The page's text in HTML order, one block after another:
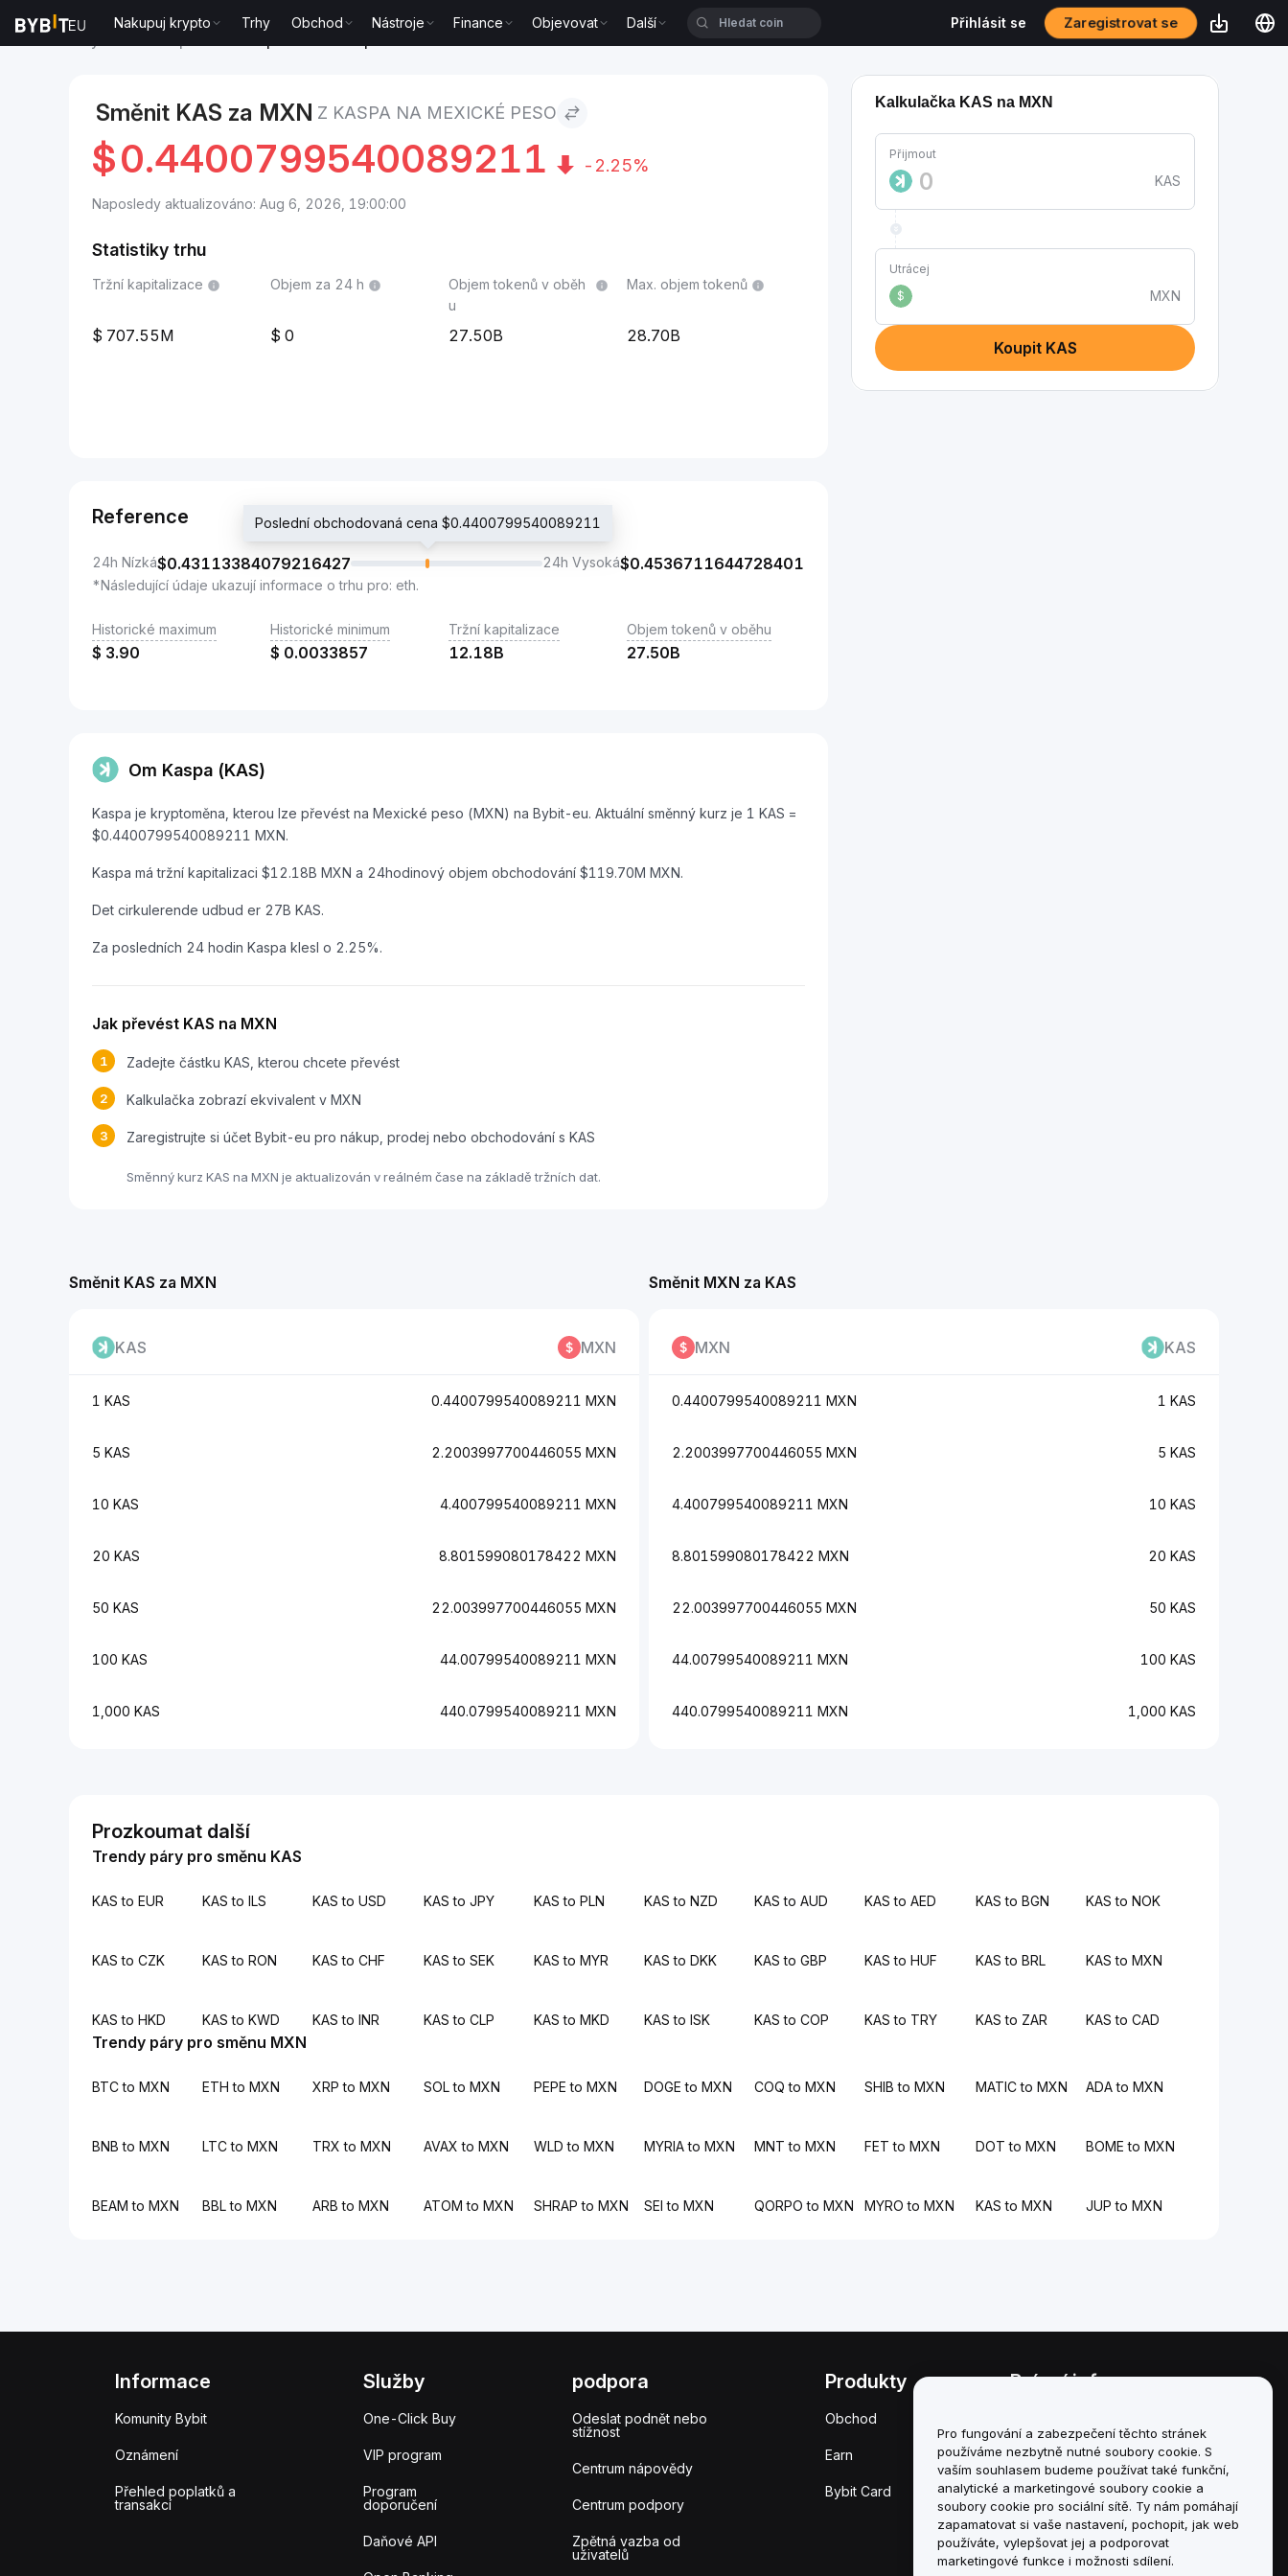
Nakupuj krypto Trhy Obchod Nástroje Finance Objevovat Další Přihlásit se Zaregistrovat se
Směnit KAS za MXN Z KASPA NA MEXICKÉ PESO
$0.4400799540089211 -2.25%
Naposledy aktualizováno: Aug 6, 2026, 19:00:00
Statistiky trhu
Tržní kapitalizace
707.55M
Objem za 24 h
0
Objem tokenů v oběh
u
27.50B
Max. objem tokenů
28.70B
Reference
24h Nízká$0.43113384079216427
Poslední obchodovaná cena $0.4400799540089211
24h Vysoká$0.4536711644728401
*Následující údaje ukazují informace o trhu pro: eth.
Historické maximum
$ 3.90
Historické minimum
$ 0.0033857
Tržní kapitalizace
12.18B
Objem tokenů v oběhu
27.50B
Om Kaspa (KAS)
Kaspa je kryptoměna, kterou lze převést na Mexické peso (MXN) na Bybit-eu. Aktuální směnný kurz je 1 KAS =
$0.4400799540089211 MXN.
Kaspa má tržní kapitalizaci $12.18B MXN a 24hodinový objem obchodování $119.70M MXN.
Det cirkulerende udbud er 27B KAS.
Za posledních 24 hodin Kaspa klesl o 2.25%.
Jak převést KAS na MXN
1 Zadejte částku KAS, kterou chcete převést
2 Kalkulačka zobrazí ekvivalent v MXN
3 Zaregistrujte si účet Bybit-eu pro nákup, prodej nebo obchodování s KAS
Směnný kurz KAS na MXN je aktualizován v reálném čase na základě tržních dat.
Kalkulačka KAS na MXN
Přijmout
KAS
Utrácej
$
MXN
Koupit KAS
Směnit KAS za MXN
KAS MXN
1 KAS 0.4400799540089211 MXN
5 KAS 2.2003997700446055 MXN
10 KAS 4.400799540089211 MXN
20 KAS 8.801599080178422 MXN
50 KAS 22.003997700446055 MXN
100 KAS 44.00799540089211 MXN
1,000 KAS 440.0799540089211 MXN
Směnit MXN za KAS
MXN KAS
0.4400799540089211 MXN 1 KAS
2.2003997700446055 MXN 5 KAS
4.400799540089211 MXN 10 KAS
8.801599080178422 MXN 20 KAS
22.003997700446055 MXN 50 KAS
44.00799540089211 MXN 100 KAS
440.0799540089211 MXN 1,000 KAS
Prozkoumat další
Trendy páry pro směnu KAS
KAS to EUR KAS to ILS KAS to USD KAS to JPY KAS to PLN KAS to NZD KAS to AUD KAS to AED KAS to BGN KAS to NOK
KAS to CZK KAS to RON KAS to CHF KAS to SEK KAS to MYR KAS to DKK KAS to GBP KAS to HUF KAS to BRL KAS to MXN
KAS to HKD KAS to KWD KAS to INR KAS to CLP KAS to MKD KAS to ISK KAS to COP KAS to TRY KAS to ZAR KAS to CAD
Trendy páry pro směnu MXN
BTC to MXN ETH to MXN XRP to MXN SOL to MXN PEPE to MXN DOGE to MXN COQ to MXN SHIB to MXN MATIC to MXN ADA to MXN
BNB to MXN LTC to MXN TRX to MXN AVAX to MXN WLD to MXN MYRIA to MXN MNT to MXN FET to MXN DOT to MXN BOME to MXN
BEAM to MXN BBL to MXN ARB to MXN ATOM to MXN SHRAP to MXN SEI to MXN QORPO to MXN MYRO to MXN KAS to MXN JUP to MXN
Informace
Komunity Bybit
Oznámení
Přehled poplatků a
transakcí
Služby
One-Click Buy
VIP program
Program
doporučení
Daňové API
podpora
Odeslat podnět nebo
stížnost
Centrum nápovědy
Centrum podpory
Zpětná vazba od
uživatelů
Produkty
Obchod
Earn
Bybit Card
Právní informace
Souhrn zásad úschovy a
správy
Informace o ESG
Crypto-Asset White
Papers
Pro fungování a zabezpečení těchto stránek
používáme nezbytně nutné soubory cookie. S
vaším souhlasem budeme používat také funkční,
analytické a marketingové soubory cookie a
soubory cookie pro sociální sítě. Ty nám pomáhají
zapamatovat si vaše nastavení, pochopit, jak web
používáte, vylepšovat jej a podporovat
marketingové funkce i možnosti sdílení.